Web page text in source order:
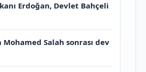
Erdoğan, Devlet Bahçeli
Mohamed Salah sonrası dev